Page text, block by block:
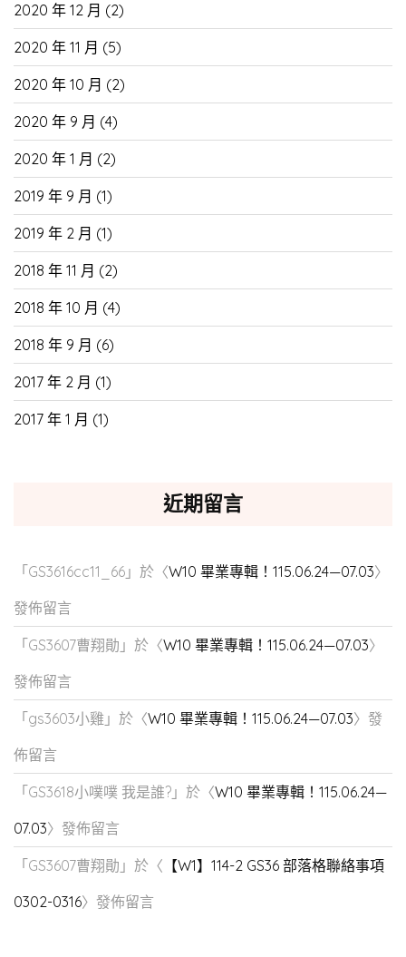
2020 年 12 月 (2)
2020 年 11 月 (5)
2020 年 10 月 (2)
2020 年 9 月 (4)
2020 年 1 月 (2)
2019 年 9 月 (1)
2019 年 2 月 (1)
2018 年 11 月 (2)
2018 年 10 月 (4)
2018 年 9 月 (6)
2017 年 2 月 (1)
2017 年 1 月 (1)
近期留言
「 GS3616cc11_66 」於〈W10 畢業專輯！115.06.24—07.03〉
發佈留言
「 GS3607曹翔勛 」於〈W10 畢業專輯！115.06.24—07.03〉
發佈留言
「 gs3603小雞 」於〈W10 畢業專輯！115.06.24—07.03〉發
佈留言
「 GS3618小噗噗 我是誰? 」於〈W10 畢業專輯！115.06.24—
07.03〉發佈留言
「 GS3607曹翔勛 」於〈 【W1】114-2 GS36 部落格聯絡事項
0302-0316〉發佈留言